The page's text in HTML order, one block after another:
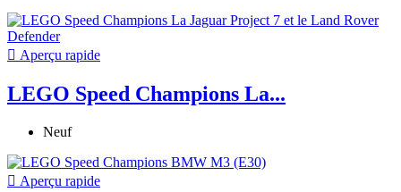
 Aperçu rapide
LEGO Speed Champions La...
Neuf
 Aperçu rapide